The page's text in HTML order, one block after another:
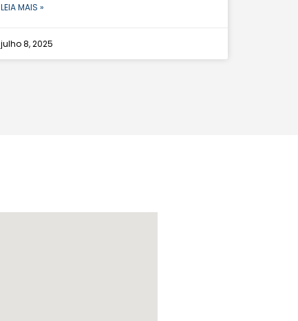
LEIA MAIS »
julho 8, 2025